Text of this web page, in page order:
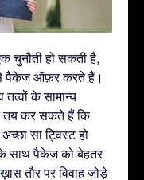
चुनौती हो सकती है,
पैकेज ऑफ़र करते हैं।
के सामान्य
तय कर सकते हैं कि
सा ट्विस्ट हो
साथ पैकेज को बेहतर
ख़ास तौर पर विवाह जोड़े